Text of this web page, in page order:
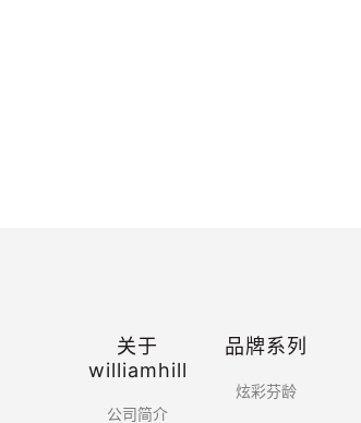
关于
williamhill
公司简介
品牌系列
炫彩芬龄